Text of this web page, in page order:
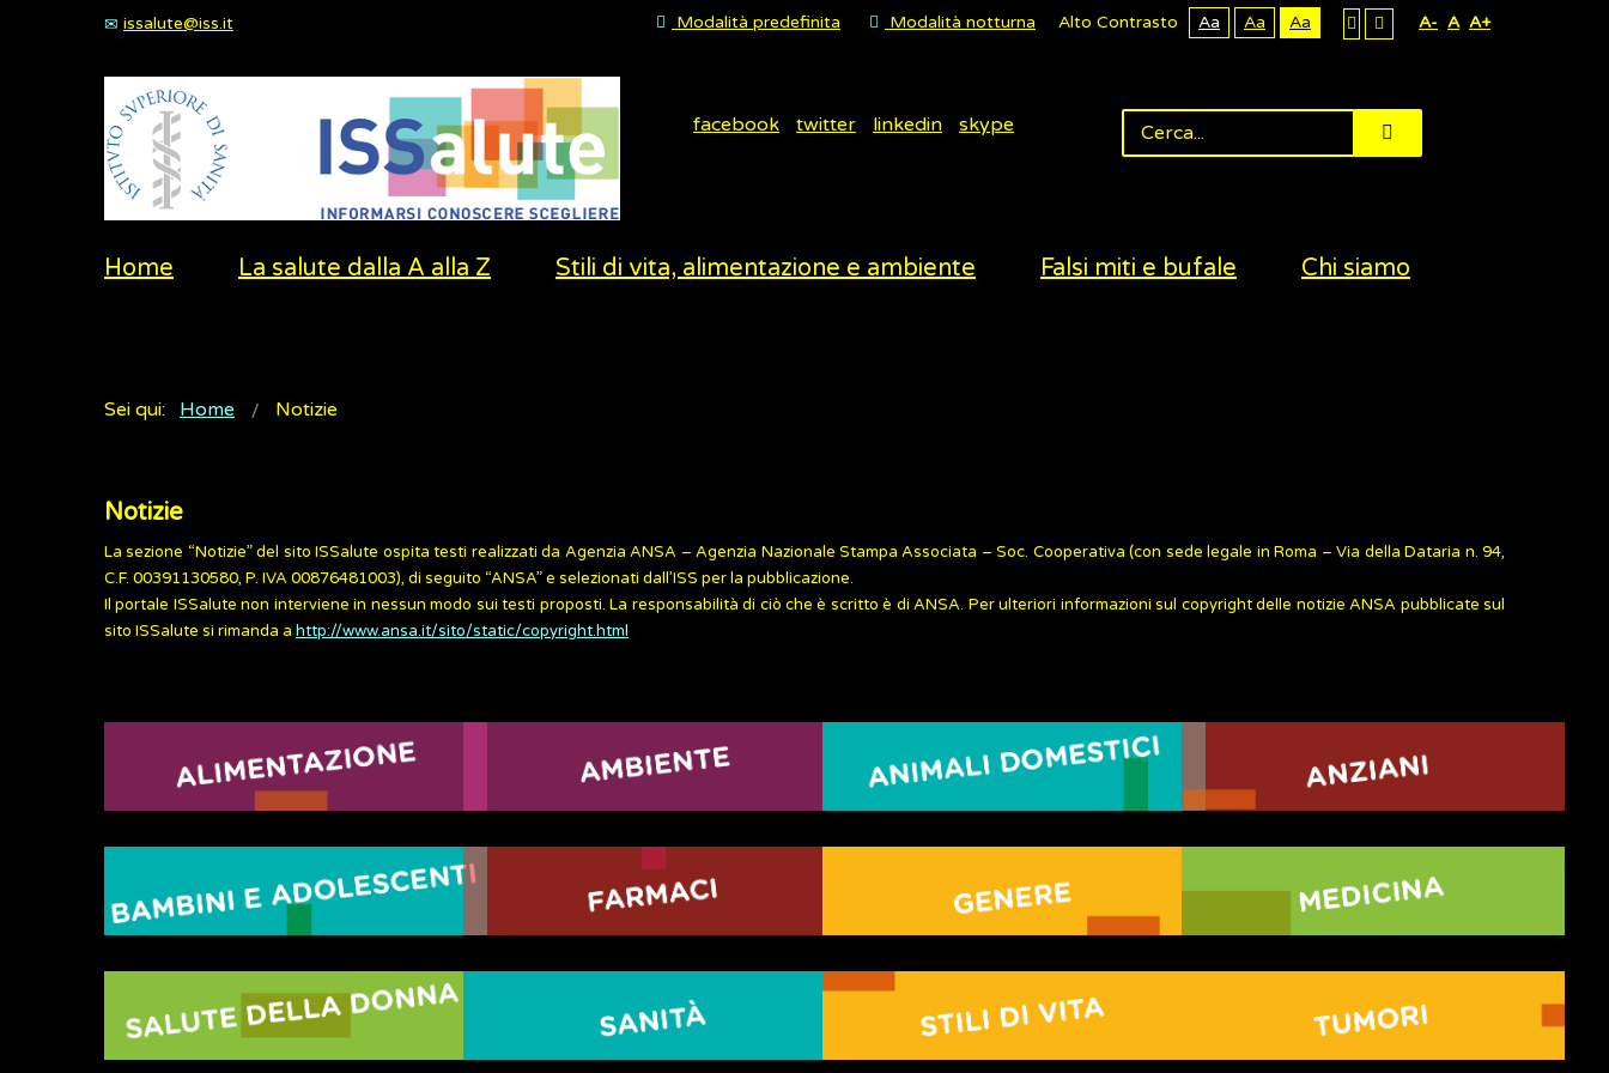
issalute@iss.it Modalità predefinita Modalità notturna Alto Contrasto Aa Aa Aa A- A A+
facebook twitter linkedin skype
Home La salute dalla A alla Z Stili di vita, alimentazione e ambiente Falsi miti e bufale Chi siamo
Sei qui: Home Notizie
Notizie
La sezione “Notizie” del sito ISSalute ospita testi realizzati da Agenzia ANSA – Agenzia Nazionale Stampa Associata – Soc. Cooperativa (con sede legale in Roma – Via della Dataria n. 94,
C.F. 00391130580, P. IVA 00876481003), di seguito “ANSA” e selezionati dall’ISS per la pubblicazione.
Il portale ISSalute non interviene in nessun modo sui testi proposti. La responsabilità di ciò che è scritto è di ANSA. Per ulteriori informazioni sul copyright delle notizie ANSA pubblicate sul
sito ISSalute si rimanda a http://www.ansa.it/sito/static/copyright.html